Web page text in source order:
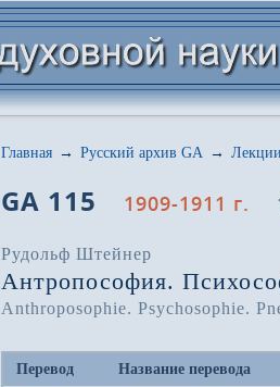
Главная → Русский архив GA →
GA 115 1909-1911 г.
Рудольф Штейнер
Антропософия.
Anthroposophie. Psychosophie.
Перевод Название перевода